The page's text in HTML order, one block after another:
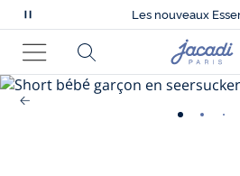
Mettre
en
pause
le
défilement
Les nouveaux
Nouvelle collection
Livraison offerte à
Tout à -50% sur la
Les nouveaux
Menu
Rechercher
Page
d'accueil
Jacadi
-